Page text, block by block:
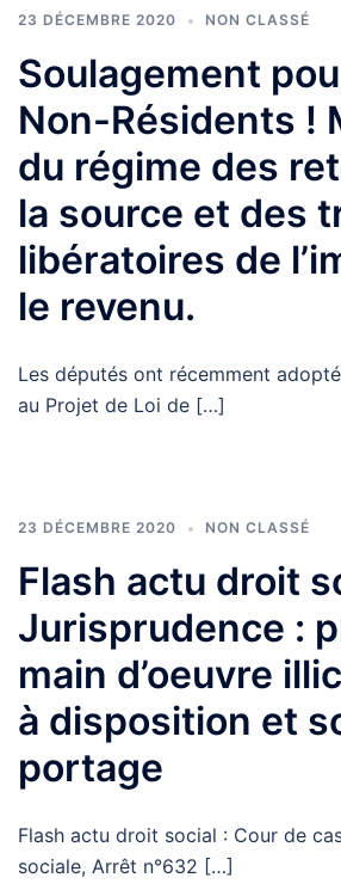
23 DÉCEMBRE 2020 NON CLASSÉ
Soulagement
Non-Résidents !
du régime des
la source et des
libératoires de
le revenu.
Les députés ont récemment
au Projet de Loi de […]
23 DÉCEMBRE 2020 NON CLASSÉ
Flash actu droit
Jurisprudence :
main d’oeuvre
à disposition et
portage
Flash actu droit social : Cour de
sociale, Arrêt n°632 […]